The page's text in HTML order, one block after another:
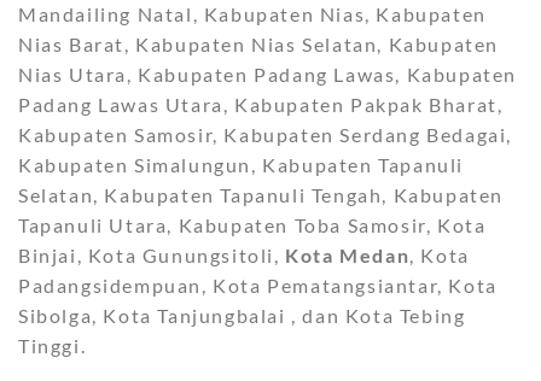
Mandailing Natal, Kabupaten Nias, Kabupaten
Nias Barat, Kabupaten Nias Selatan, Kabupaten
Nias Utara, Kabupaten Padang Lawas, Kabupaten
Padang Lawas Utara, Kabupaten Pakpak Bharat,
Kabupaten Samosir, Kabupaten Serdang Bedagai,
Kabupaten Simalungun, Kabupaten Tapanuli
Selatan, Kabupaten Tapanuli Tengah, Kabupaten
Tapanuli Utara, Kabupaten Toba Samosir, Kota
Binjai, Kota Gunungsitoli, Kota Medan, Kota
Padangsidempuan, Kota Pematangsiantar, Kota
Sibolga, Kota Tanjungbalai , dan Kota Tebing
Tinggi.